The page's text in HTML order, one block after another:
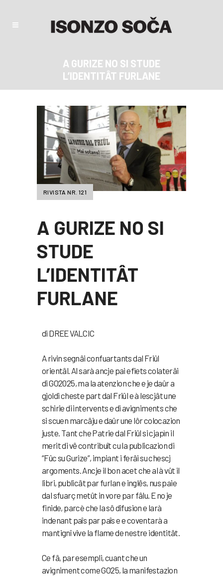
A GURIZE NO SI STUDE
L’IDENTITÂT FURLANE
RIVISTA NR. 121
A GURIZE NO SI
STUDE
L’IDENTITÂT
FURLANE
di DREE VALCIC
A rivin segnâi confuartants dal Friûl
orientâl. Al sarà ancje pai efiets colaterâi
di GO2025, ma la atenzion che e je daûr a
gjoldi cheste part dal Friûl e à lescjât une
schirie di intervents e di avigniments che
si scuen marcâju e daûr une lôr colocazion
juste. Tant che Patrie dal Friûl si cjapìn il
merit di vê contribuît cu la publicazion di
“Fûc su Gurize”, impiant i ferâi su chescj
argoments. Ancje il bon acet che al à vût il
libri, publicât par furlan e inglês, nus paie
dal sfuarç metût in vore par fâlu. E no je
finide, parcè che la sô difusion e larà
indenant paîs par paîs e e coventarà a
mantignî vive la flame de nestre identitât.
Ce fâ, par esempli, cuant che un
avigniment come GO25, la manifestazion